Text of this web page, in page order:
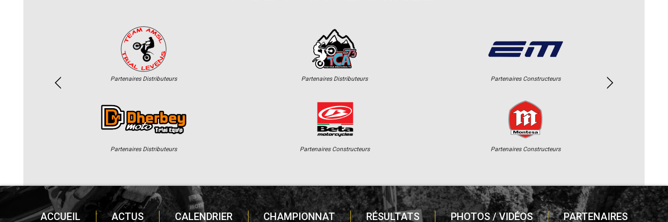
Partenaires Distributeurs
Partenaires Distributeurs
Partenaires Distributeurs
Partenaires Constructeurs
Partenaires Constructeurs
Partenaires Constructeurs
ACCUEIL ACTUS CALENDRIER CHAMPIONNAT RÉSULTATS PHOTOS / VIDÉOS PARTENAIRES